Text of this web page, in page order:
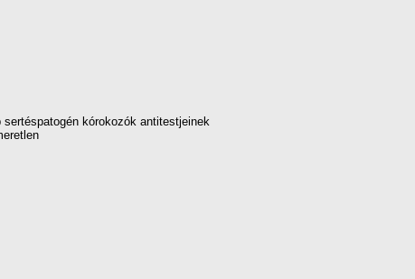
kórokozók antitestjeinek